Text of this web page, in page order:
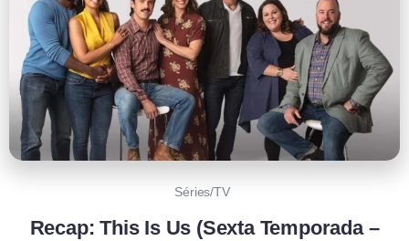
Séries/TV
Recap: This Is Us (Sexta Temporada –